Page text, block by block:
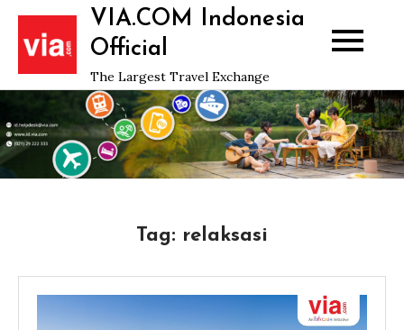
Skip
content
VIA.COM Indonesia
Official
The Largest Travel Exchange
Tag: relaksasi